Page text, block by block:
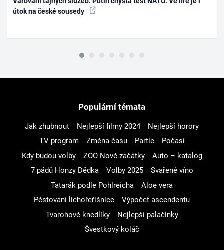
útok na české sousedy
Populární témata
Jak zhubnout Nejlepší filmy 2024
Nejlepší horory
TV program
Změna času Partie
Počasí
Kdy budou volby
ZOO Nové začátky
Auto – katalog
7 pádů Honzy Dědka
Volby 2025
Svařené víno
Tatarák podle Pohlreicha
Aloe vera
Pěstování lichořeřišnice
Výpočet ascendentu
Tvarohové knedlíky
Nejlepší palačinky
Švestkový koláč